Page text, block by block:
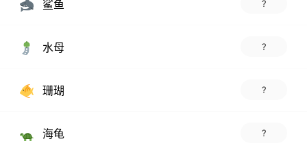
鲨鱼 ?
水母 ?
珊瑚 ?
海龟 ?